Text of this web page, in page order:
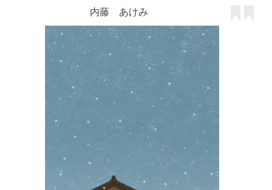
内藤 あけみ